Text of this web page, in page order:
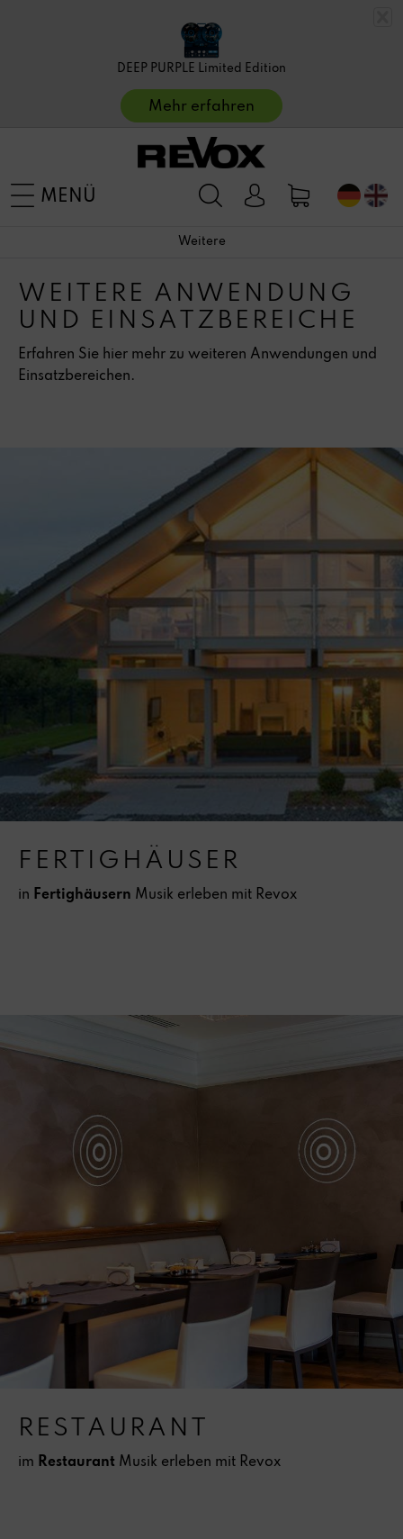
DEEP PURPLE Limited Edition
Mehr erfahren
MENÜ
Weitere
RESTAURANT
im Restaurant Musik erleben mit Revox
FERTIGHÄUSER
in Fertighäusern Musik erleben mit Revox
WEITERE ANWENDUNG
UND EINSATZBEREICHE
Erfahren Sie hier mehr zu weiteren Anwendungen und
Einsatzbereichen.